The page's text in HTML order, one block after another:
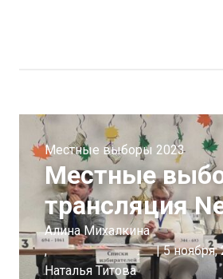
Местные выборы 2023
Местные
трансляция
Алина Михалкина
,
Наталья Титова
| 5 ноября,